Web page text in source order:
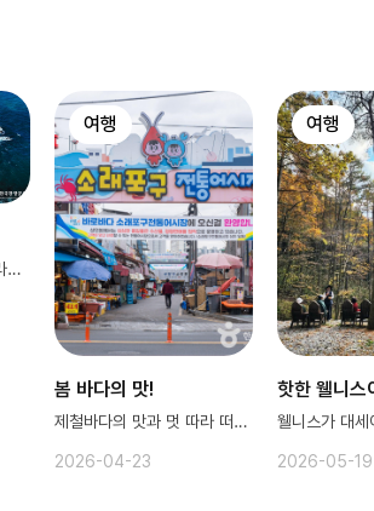
4월에만 즐길 수 있는 드라이브코스!
여행
봄 바다의 맛!
제철바다의 맛과 멋 따라 떠나요
2026-04-23
여행
핫한 웰니스
2026-05-19